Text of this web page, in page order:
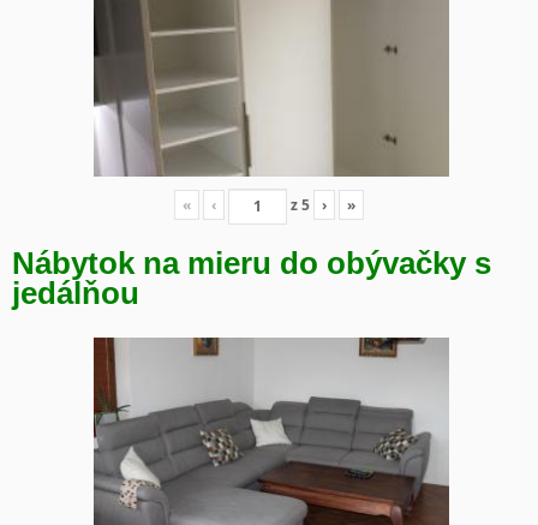
« ‹ z5 › »
Nábytok na mieru do obývačky s
jedálňou